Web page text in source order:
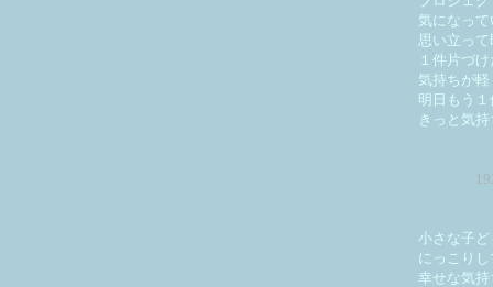
気になっ
思い立って
１件片づけ
気持ちが
明日もう
きっと気
小さな子ど
にっこり
幸せな気